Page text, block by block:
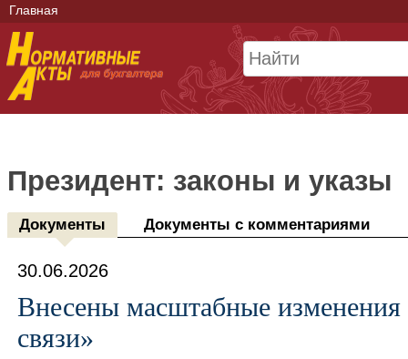
Главная
Президент: законы и указы
Документы Документы с комментариями
30.06.2026
Внесены масштабные изменения
связи»